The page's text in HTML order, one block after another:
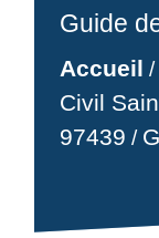
Guide
Accueil /
Civil
97439 /